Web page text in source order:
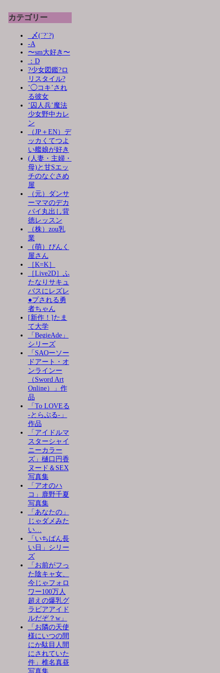
カテゴリー
_〆(´?`?)
-A
〜sm大好き〜
：D
?少女図鑑?ロ
リスタイル?
’◯コキ’され
る彼女
’囚人兵’魔法
少女野中カレ
ン
（JP＋EN）デ
ッカくてつよ
い艦娘が好き
(人妻・主婦・
母)と甘Sエッ
チのなぐさめ
屋
（元）ダンサ
ーママのデカ
パイ丸出し背
徳レッスン
（株）zou乳
業
（萌）ぴんく
屋さん
［K=K］
［Live2D］ふ
たなりサキュ
バスにレズレ
●プされる勇
者ちゃん
[新作！]たま
て大学
「BegieAde」
シリーズ
「SAOーソー
ドアート・オ
ンラインー
（Sword Art
Online）」作
品
「To LOVEる
-とらぶる-」
作品
「アイドルマ
スターシャイ
ニーカラー
ズ」樋口円香
ヌード＆SEX
写真集
「アオのハ
コ」鹿野千夏
写真集
「あなたの」
じゃダメみた
い…
「いちばん長
い日」シリー
ズ
「お前がフっ
た陰キャ女、
今じゃフォロ
ワー100万人
超えの爆乳グ
ラビアアイド
ルだぞ？w」
「お隣の天使
様にいつの間
にか駄目人間
にされていた
件」椎名真昼
写真集